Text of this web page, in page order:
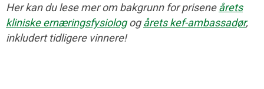
Her kan du lese mer om bakgrunn for priseneårets
kliniske ernæringsfysiologogårets kef-ambassadør,
inkludert tidligere vinnere!